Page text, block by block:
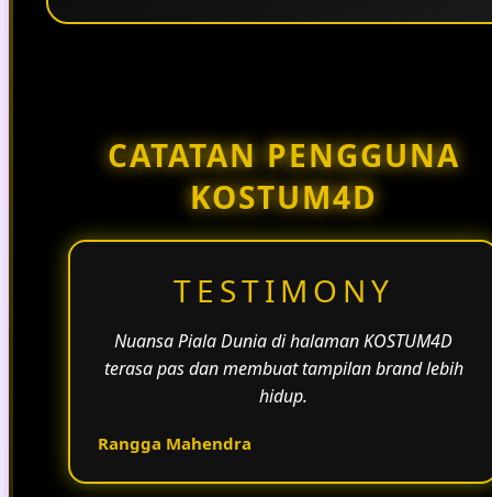
CATATAN PENGGUNA
KOSTUM4D
TESTIMONY
Nuansa Piala Dunia di halaman KOSTUM4D
terasa pas dan membuat tampilan brand lebih
hidup.
Rangga Mahendra